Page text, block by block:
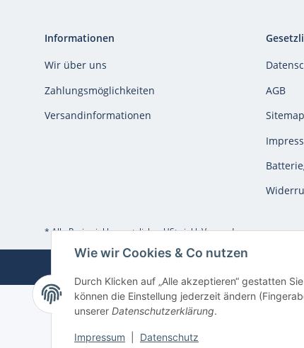
Wie wir Cookies & Co nutzen
Durch Klicken auf „Alle akzeptieren“ gestatten
können die Einstellung jederzeit ändern
unserer Datenschutzerklärung.
Impressum Datenschutz
Informationen
Wir über uns
Zahlungsmöglichkeiten
Versandinformationen
AGB
Sitemap
* Alle Preise inkl. gesetzlicher USt., inkl.Versand